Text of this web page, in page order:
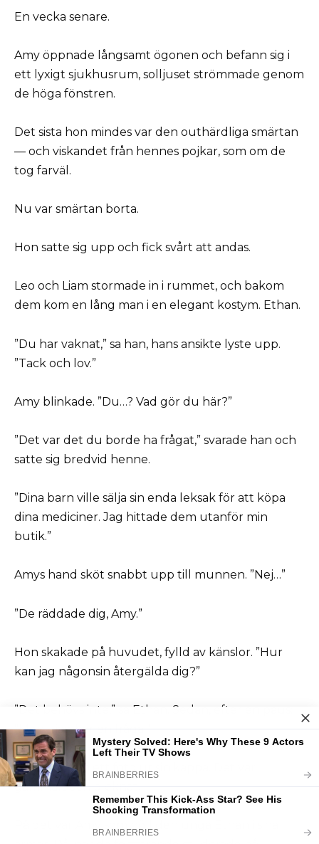
En vecka senare.
Amy öppnade långsamt ögonen och befann sig i
ett lyxigt sjukhusrum, solljuset strömmade genom
de höga fönstren.
Det sista hon mindes var den outhärdliga smärtan
— och viskandet från hennes pojkar, som om de
tog farväl.
Nu var smärtan borta.
Hon satte sig upp och fick svårt att andas.
Leo och Liam stormade in i rummet, och bakom
dem kom en lång man i en elegant kostym. Ethan.
”Du har vaknat,” sa han, hans ansikte lyste upp.
”Tack och lov.”
Amy blinkade. ”Du…? Vad gör du här?”
”Det var det du borde ha frågat,” svarade han och
satte sig bredvid henne.
”Dina barn ville sälja sin enda leksak för att köpa
dina mediciner. Jag hittade dem utanför min
butik.”
Amys hand sköt snabbt upp till munnen. ”Nej…”
”De räddade dig, Amy.”
Hon skakade på huvudet, fylld av känslor. ”Hur
kan jag någonsin återgälda dig?”
”Det behövs inte,” sa Ethan. Sedan, efter en paus:
”Men… jag har en fråga.”
Han tog fram ett foto ur sin kappa. Det var
gammalt och bleknat.